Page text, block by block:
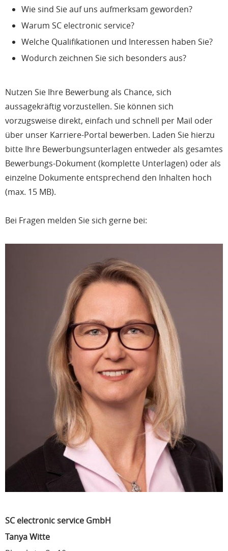
Wie sind Sie auf uns aufmerksam geworden?
Warum SC electronic service?
Welche Qualifikationen und Interessen haben Sie?
Wodurch zeichnen Sie sich besonders aus?
Nutzen Sie Ihre Bewerbung als Chance, sich
aussagekräftig vorzustellen. Sie können sich
vorzugsweise direkt, einfach und schnell per Mail oder
über unser Karriere-Portal bewerben. Laden Sie hierzu
bitte Ihre Bewerbungsunterlagen entweder als gesamtes
Bewerbungs-Dokument (komplette Unterlagen) oder als
einzelne Dokumente entsprechend den Inhalten hoch
(max. 15 MB).
Bei Fragen melden Sie sich gerne bei:
SC electronic service GmbH
Tanya Witte